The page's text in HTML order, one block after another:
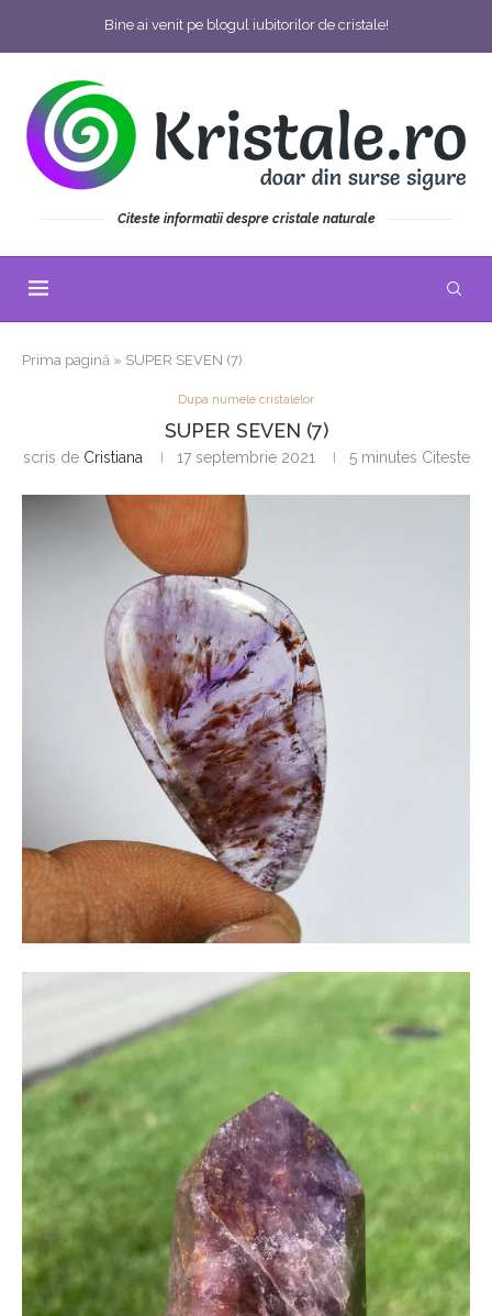
Bine ai venit pe blogul iubitorilor de cristale!
Citeste informatii despre cristale naturale
Prima pagină » SUPER SEVEN (7)
Dupa numele cristalelor
SUPER SEVEN (7)
scris de Cristiana 17 septembrie 2021 5 minutes Citeste